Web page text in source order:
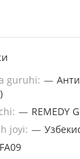
guruhi: —
— REMEDY
joyi: —